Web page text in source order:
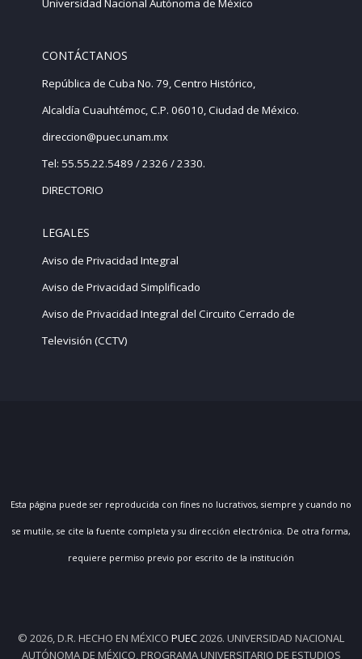
Universidad Nacional Autónoma de México
CONTÁCTANOS
República de Cuba No. 79, Centro Histórico,
Alcaldía Cuauhtémoc, C.P. 06010, Ciudad de México.
direccion@puec.unam.mx
Tel: 55.55.22.5489 / 2326 / 2330.
DIRECTORIO
LEGALES
Aviso de Privacidad Integral
Aviso de Privacidad Simplificado
Aviso de Privacidad Integral del Circuito Cerrado de
Televisión (CCTV)
Esta página puede ser reproducida con fines no lucrativos, siempre y cuando no
se mutile, se cite la fuente completa y su dirección electrónica. De otra forma,
requiere permiso previo por escrito de la institución
© 2026, D.R. HECHO EN MÉXICO PUEC2026. UNIVERSIDAD NACIONAL
AUTÓNOMA DE MÉXICO, PROGRAMA UNIVERSITARIO DE ESTUDIOS